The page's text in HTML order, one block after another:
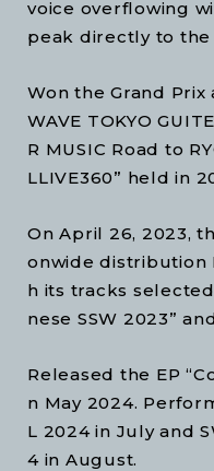
voice overflowing
peak directly to the
Won the Grand Prix
WAVE TOKYO
R MUSIC Road to
LLIVE360” held in
On April 26, 2023,
onwide distribution
h its tracks
nese SSW 2023”
Released the EP
n May 2024.
L 2024 in July and
4 in August.